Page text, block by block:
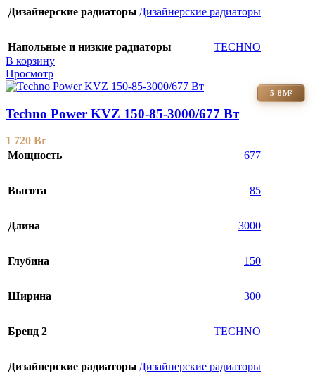
Дизайнерские радиаторы Дизайнерские радиаторы
Напольные и низкие радиаторы
TECHNO
В корзину
Просмотр
5-8М²
Techno Power KVZ 150-85-3000/677 Вт
1 720 Br
Мощность
677
Высота 85
Длина 3000
Глубина 150
Ширина 300
Бренд 2 TECHNO
Дизайнерские радиаторы Дизайнерские радиаторы